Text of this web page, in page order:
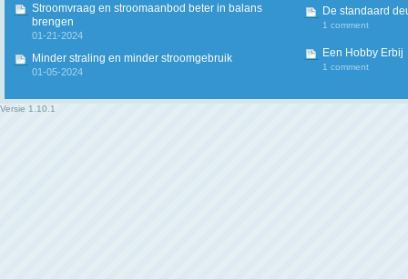
Stroomvraag en stroomaanbod beter in balans
brengen
01-21-2024
Minder straling en minder stroomgebruik
01-05-2024
De standaard
1 comment
Een Hobby Erbij
1 comment
Versie 1.10.1